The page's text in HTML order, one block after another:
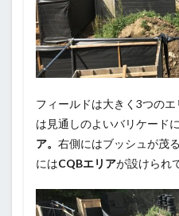
フィールドは大きく3つの
は見通しのよいバリケード
ア。 右側にはブッシュが茂る
にはCQBエリアが設けられ